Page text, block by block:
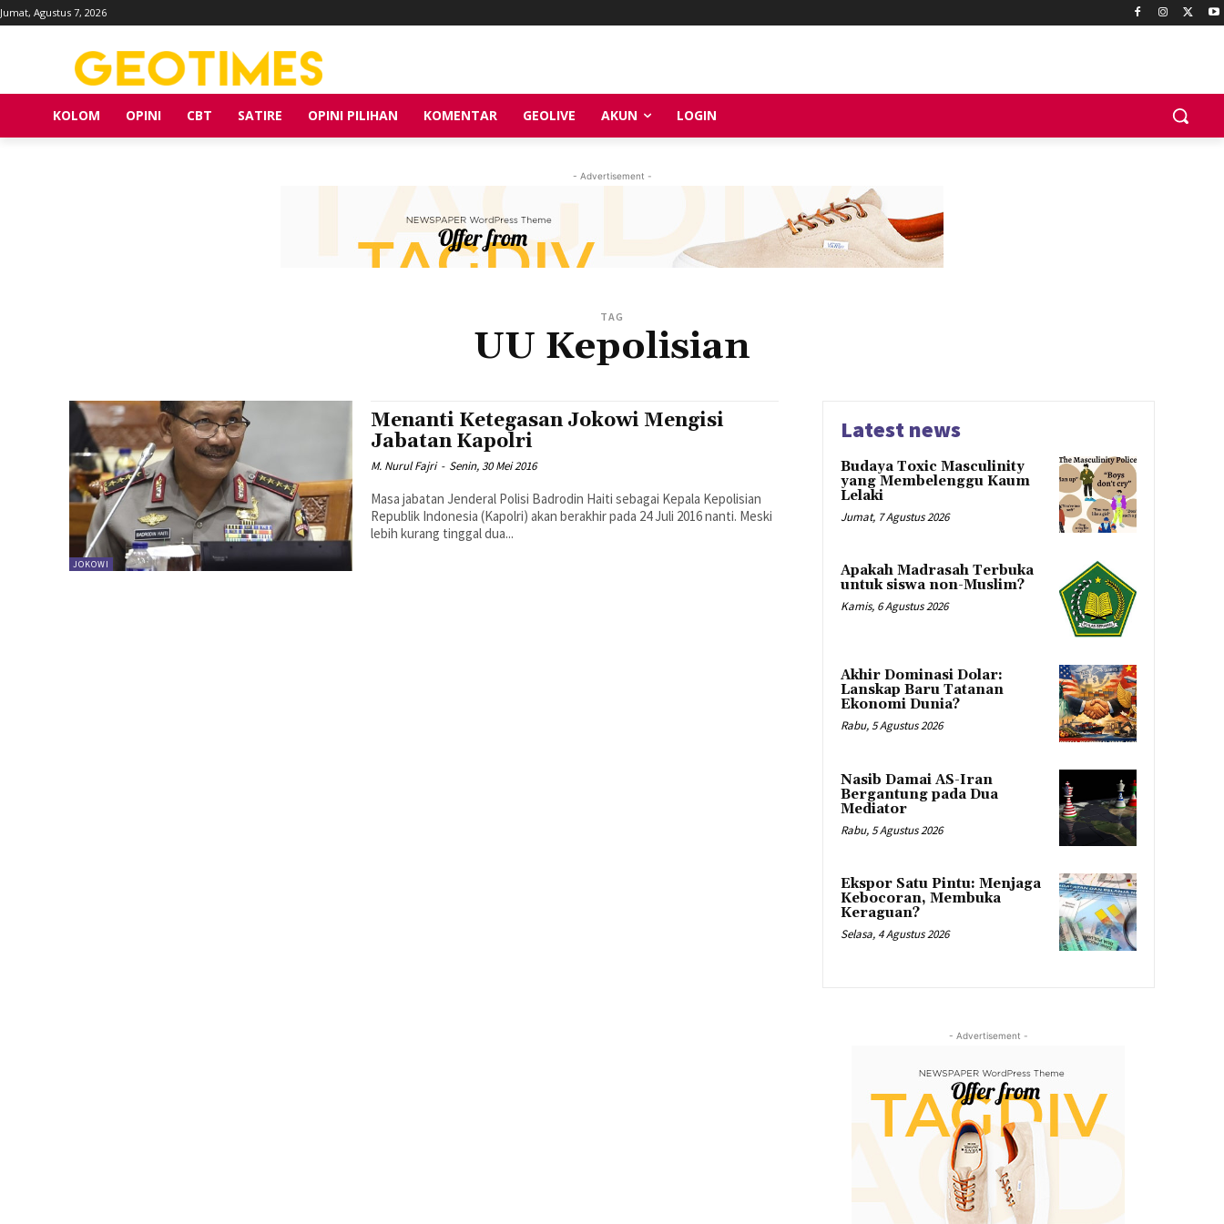
Jumat, Agustus 7, 2026
KOLOM OPINI CBT SATIRE OPINI PILIHAN KOMENTAR GEOLIVE AKUN LOGIN
- Advertisement -
TAG
UU Kepolisian
JOKOWI
Menanti Ketegasan Jokowi Mengisi
Jabatan Kapolri
M. Nurul Fajri - Senin, 30 Mei 2016
Masa jabatan Jenderal Polisi Badrodin Haiti sebagai Kepala Kepolisian
Republik Indonesia (Kapolri) akan berakhir pada 24 Juli 2016 nanti. Meski
lebih kurang tinggal dua...
Latest news
Budaya Toxic Masculinity
yang Membelenggu Kaum
Lelaki
Jumat, 7 Agustus 2026
Apakah Madrasah Terbuka
untuk siswa non-Muslim?
Kamis, 6 Agustus 2026
Akhir Dominasi Dolar:
Lanskap Baru Tatanan
Ekonomi Dunia?
Rabu, 5 Agustus 2026
Nasib Damai AS-Iran
Bergantung pada Dua
Mediator
Rabu, 5 Agustus 2026
Ekspor Satu Pintu: Menjaga
Kebocoran, Membuka
Keraguan?
Selasa, 4 Agustus 2026
- Advertisement -